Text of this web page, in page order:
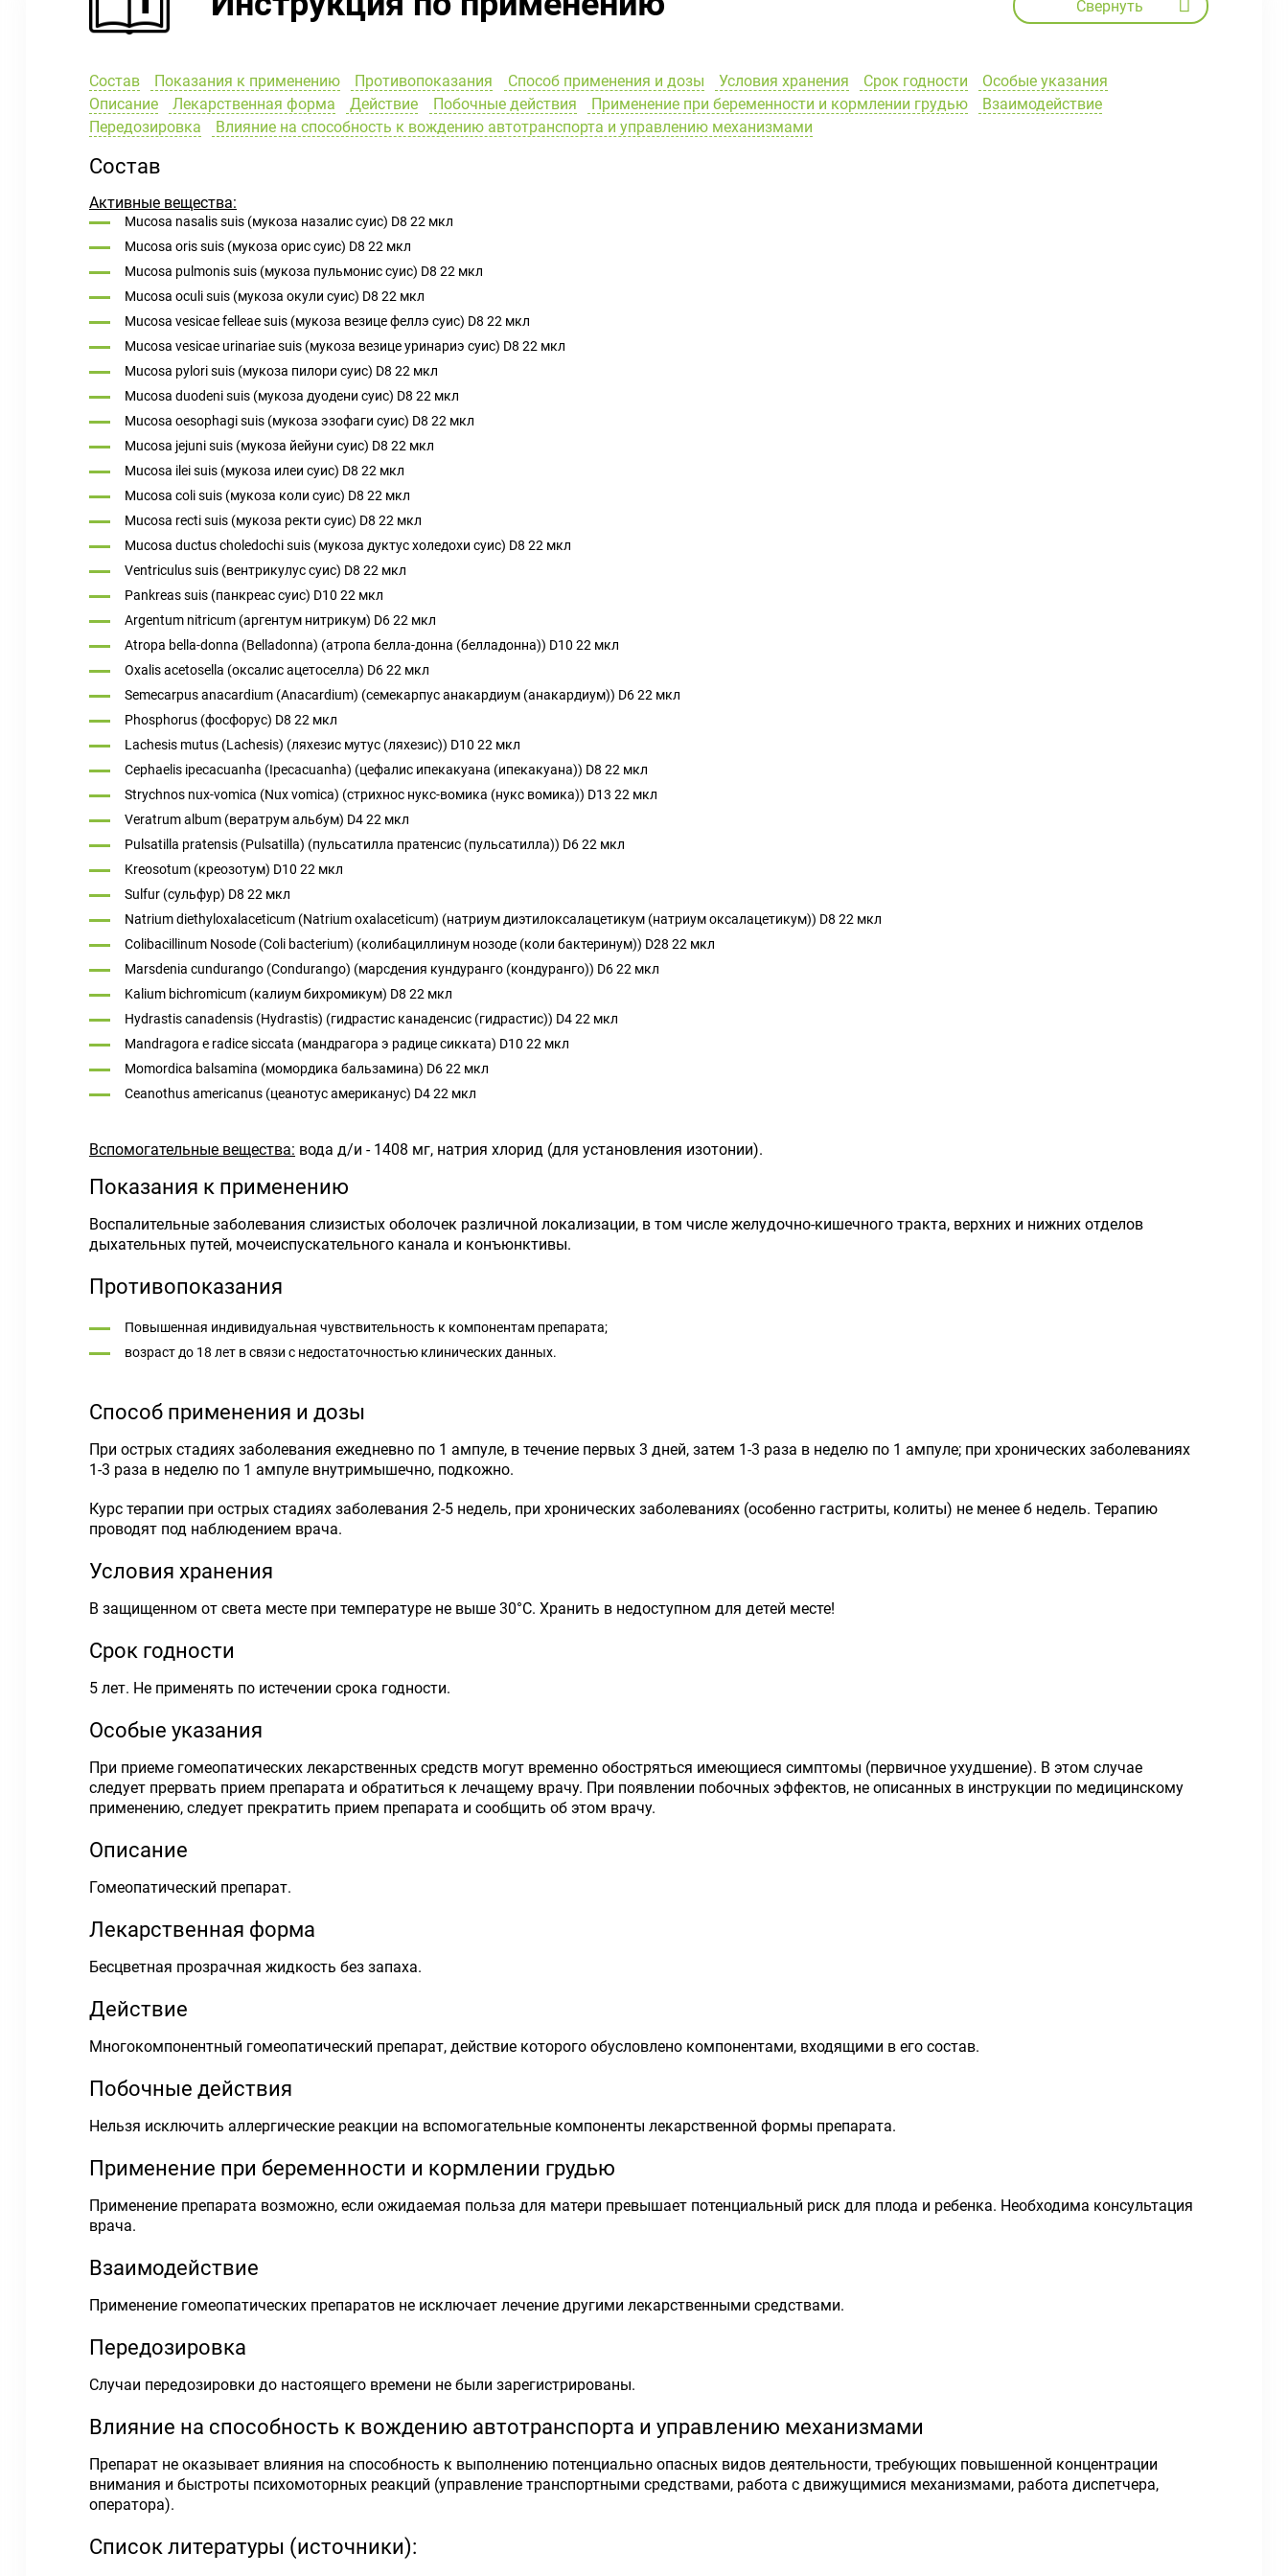
Свернуть
Состав Показания к применению Противопоказания Способ применения и дозы Условия хранения Срок годности
Особые указания
Описание
Лекарственная форма Действие Побочные действия Применение при беременности и кормлении грудью
Взаимодействие
Передозировка
Влияние на способность к вождению автотранспорта и управлению механизмами
Состав
Активные вещества:
Mucosa nasalis suis (мукоза назалис суис) D8 22 мкл
Mucosa oris suis (мукоза орис суис) D8 22 мкл
Mucosa pulmonis suis (мукоза пульмонис суис) D8 22 мкл
Mucosa oculi suis (мукоза окули суис) D8 22 мкл
Mucosa vesicae felleae suis (мукоза везице феллэ суис) D8 22 мкл
Mucosa vesicae urinariae suis (мукоза везице уринариэ суис) D8 22 мкл
Mucosa pylori suis (мукоза пилори суис) D8 22 мкл
Mucosa duodeni suis (мукоза дуодени суис) D8 22 мкл
Mucosa oesophagi suis (мукоза эзофаги суис) D8 22 мкл
Mucosa jejuni suis (мукоза йейуни суис) D8 22 мкл
Mucosa ilei suis (мукоза илеи суис) D8 22 мкл
Mucosa coli suis (мукоза коли суис) D8 22 мкл
Мucosa recti suis (мукоза ректи суис) D8 22 мкл
Mucosa ductus choledochi suis (мукоза дуктус холедохи суис) D8 22 мкл
Ventriculus suis (вентрикулус суис) D8 22 мкл
Pankreas suis (панкреас суис) D10 22 мкл
Argentum nitricum (аргентум нитрикум) D6 22 мкл
Atropa bella-donna (Belladonna) (атропа белла-донна (белладонна)) D10 22 мкл
Oxalis acetosella (оксалис ацетоселла) D6 22 мкл
Semecarpus anacardium (Anacardium) (семекарпус анакардиум (анакардиум)) D6 22 мкл
Phosphorus (фосфорус) D8 22 мкл
Lachesis mutus (Lachesis) (ляхезис мутус (ляхезис)) D10 22 мкл
Cephaelis ipecacuanha (Ipecacuanha) (цефалис ипекакуана (ипекакуана)) D8 22 мкл
Strychnos nux-vomica (Nux vomica) (стрихнос нукс-вомика (нукс вомика)) D13 22 мкл
Veratrum album (вератрум альбум) D4 22 мкл
Pulsatilla pratensis (Pulsatilla) (пульсатилла пратенсис (пульсатилла)) D6 22 мкл
Kreosotum (креозотум) D10 22 мкл
Sulfur (сульфур) D8 22 мкл
Natrium diethyloxalaceticum (Natrium oxalaceticum) (натриум диэтилоксалацетикум (натриум оксалацетикум)) D8 22 мкл
Colibacillinum Nosode (Coli bacterium) (колибациллинум нозоде (коли бактеринум)) D28 22 мкл
Marsdenia cundurango (Condurango) (марсдения кундуранго (кондуранго)) D6 22 мкл
Kalium bichromicum (калиум бихромикум) D8 22 мкл
Hydrastis canadensis (Hydrastis) (гидрастис канаденсис (гидрастис)) D4 22 мкл
Mandragora e radice siccata (мандрагора э радице сикката) D10 22 мкл
Momordica balsamina (момордика бальзамина) D6 22 мкл
Ceanothus americanus (цеанотус американус) D4 22 мкл
Вспомогательные вещества: вода д/и - 1408 мг, натрия хлорид (для установления изотонии).
Показания к применению
Воспалительные заболевания слизистых оболочек различной локализации, в том числе желудочно-кишечного тракта, верхних и нижних отделов
дыхательных путей, мочеиспускательного канала и конъюнктивы.
Противопоказания
Повышенная индивидуальная чувствительность к компонентам препарата;
возраст до 18 лет в связи с недостаточностью клинических данных.
Способ применения и дозы
При острых стадиях заболевания ежедневно по 1 ампуле, в течение первых 3 дней, затем 1-3 раза в неделю по 1 ампуле; при хронических заболеваниях
1-3 раза в неделю по 1 ампуле внутримышечно, подкожно.
Курс терапии при острых стадиях заболевания 2-5 недель, при хронических заболеваниях (особенно гастриты, колиты) не менее б недель. Терапию
проводят под наблюдением врача.
Условия хранения
В защищенном от света месте при температуре не выше 30°С. Хранить в недоступном для детей месте!
Срок годности
5 лет. Не применять по истечении срока годности.
Особые указания
При приеме гомеопатических лекарственных средств могут временно обостряться имеющиеся симптомы (первичное ухудшение). В этом случае
следует прервать прием препарата и обратиться к лечащему врачу. При появлении побочных эффектов, не описанных в инструкции по медицинскому
применению, следует прекратить прием препарата и сообщить об этом врачу.
Описание
Гомеопатический препарат.
Лекарственная форма
Бесцветная прозрачная жидкость без запаха.
Действие
Многокомпонентный гомеопатический препарат, действие которого обусловлено компонентами, входящими в его состав.
Побочные действия
Нельзя исключить аллергические реакции на вспомогательные компоненты лекарственной формы препарата.
Применение при беременности и кормлении грудью
Применение препарата возможно, если ожидаемая польза для матери превышает потенциальный риск для плода и ребенка. Необходима консультация
врача.
Взаимодействие
Применение гомеопатических препаратов не исключает лечение другими лекарственными средствами.
Передозировка
Случаи передозировки до настоящего времени не были зарегистрированы.
Влияние на способность к вождению автотранспорта и управлению механизмами
Препарат не оказывает влияния на способность к выполнению потенциально опасных видов деятельности, требующих повышенной концентрации
внимания и быстроты психомоторных реакций (управление транспортными средствами, работа с движущимися механизмами, работа диспетчера,
оператора).
Список литературы (источники):